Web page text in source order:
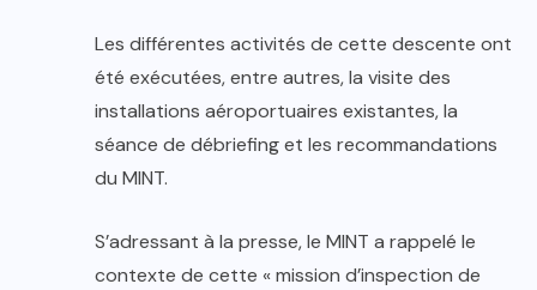
Les différentes activités de cette descente ont
été exécutées, entre autres, la visite des
installations aéroportuaires existantes, la
séance de débriefing et les recommandations
du MINT.
S’adressant à la presse, le MINT a rappelé le
contexte de cette « mission d’inspection de